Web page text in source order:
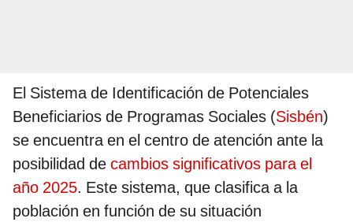
El Sistema de Identificación de Potenciales
Beneficiarios de Programas Sociales (Sisbén)
se encuentra en el centro de atención ante la
posibilidad de cambios significativos para el
año 2025. Este sistema, que clasifica a la
población en función de su situación